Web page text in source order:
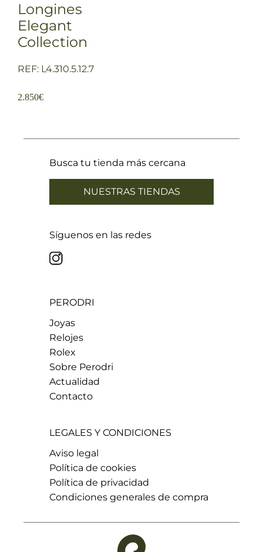
Longines
Elegant
Collection
REF: L4.310.5.12.7
2.850€
Busca tu tienda más cercana
NUESTRAS TIENDAS
Síguenos en las redes
PERODRI
Joyas
Relojes
Rolex
Sobre Perodri
Actualidad
Contacto
LEGALES Y CONDICIONES
Aviso legal
Política de cookies
Política de privacidad
Condiciones generales de compra